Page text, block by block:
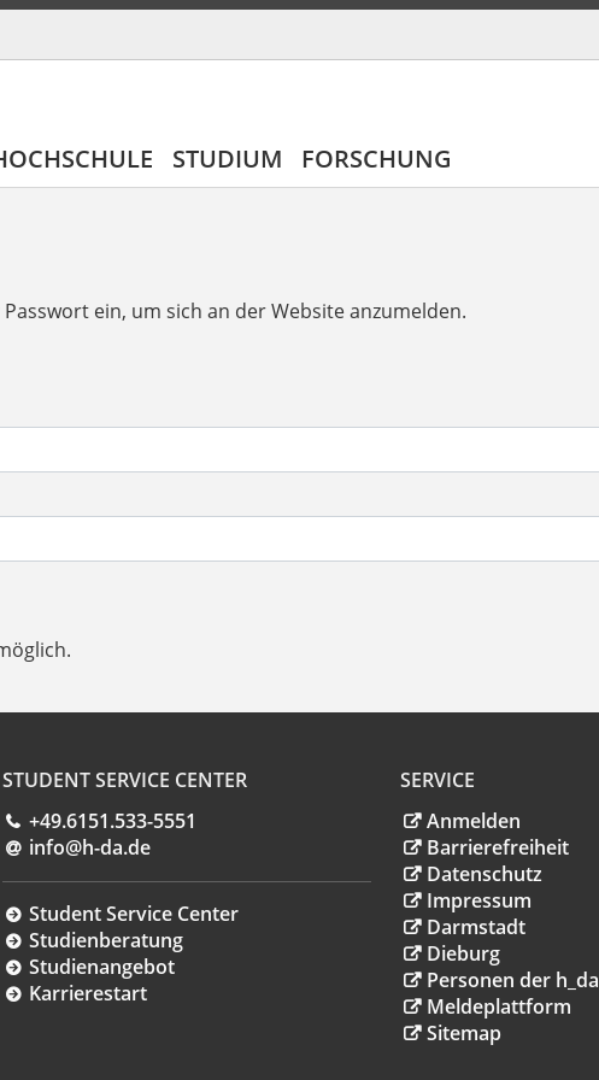
STUDIUM FORSCHUNG
ein, um sich an der Website anzumelden.
STUDENT SERVICE CENTER
+49.6151.533-5551
info@h-da.de
Student Service Center
Studienberatung
Studienangebot
Karrierestart
SERVICE
Anmelden
Barrierefreiheit
Datenschutz
Impressum
Darmstadt
Dieburg
Personen der h_da
Meldeplattform
Sitemap